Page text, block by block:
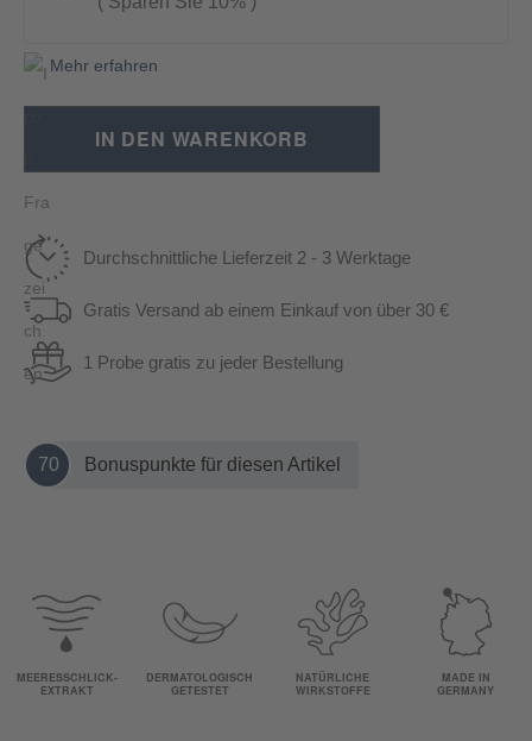
Mehr erfahren
IN DEN WARENKORB
Durchschnittliche Lieferzeit 2 - 3 Werktage
Gratis Versand ab einem Einkauf von über 30 €
1 Probe gratis zu jeder Bestellung
70 Bonuspunkte für diesen Artikel
MEERESSCHLICK-
EXTRAKT
DERMATOLOGISCH
GETESTET
NATÜRLICHE
WIRKSTOFFE
MADE IN
GERMANY